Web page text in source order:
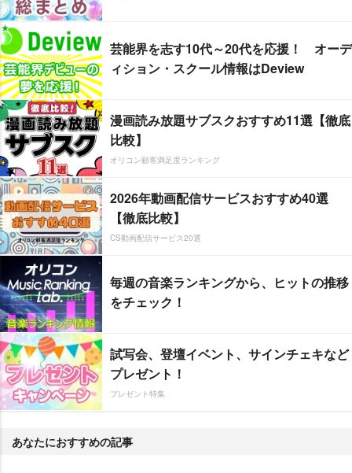
芸能界を志す10代～20代を応援！ オーデ
ィション・スクール情報はDeview
漫画読み放題サブスクおすすめ11選【徹底
比較】
オリコン顧客満足度ランキング
2026年動画配信サービスおすすめ40選
【徹底比較】
CS動画配信サービス20選
毎週の音楽ランキングから、ヒットの推移
をチェック！
試写会、登壇イベント、サインチェキなど
プレゼント！
プレゼント特集
あなたにおすすめの記事